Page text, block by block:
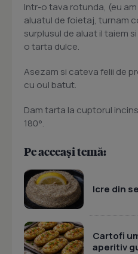
Intr-o tava rotunda, (eu
aluatul de foietaj, turnam
surplusul de aluat il taiem
o tarta dulce.
Asezam si cateva felii de
cu oul batut.
Dam tarta la cuptorul
180°.
Pe aceeași temă:
Icre din
Cartofi
aperitiv